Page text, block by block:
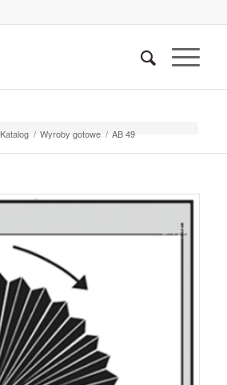
Katalog / Wyroby gotowe / AB 49